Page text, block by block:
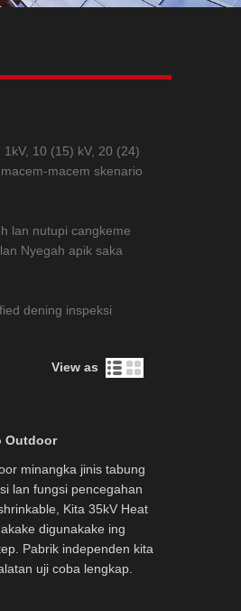
10 (15) kV, 20 (24)
macem skenario
lan nutupi cangkeme
Nyegah apik saka
dening inspeksi
View as
Outdoor
minangka jinis tabung
lan fungsi pencegahan
Kita 35kV Heat
digunakake ing
Pabrik independen kita
uji coba lengkap.